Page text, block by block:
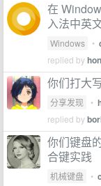
在
入法中英
Windows •
replied by
你们打大
分享发现 •
replied by
你们键盘
合键实践
机械键盘 •